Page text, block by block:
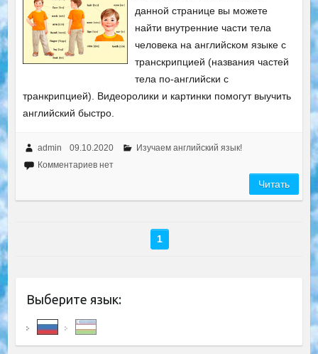
данной странице вы можете
найти внутренние части тела
человека на английском языке с
транскрипцией (названия частей
тела по-английски с
транкрипцией). Видеоролики и картинки помогут выучить
английский быстро.
admin 09.10.2020
Изучаем английский язык!
Комментариев нет
Читать
1
Выберите язык: